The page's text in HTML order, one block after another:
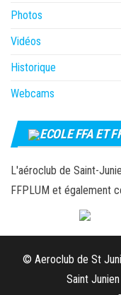
Photos
Vidéos
Historique
Webcams
ECOLE FFA ET
L'aéroclub de Saint-
FFPLUM et également
© Aeroclub de St
Saint